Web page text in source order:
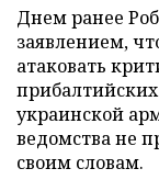
Днем ранее
заявлением,
атаковать
украинской
ведомства не
своим словам.